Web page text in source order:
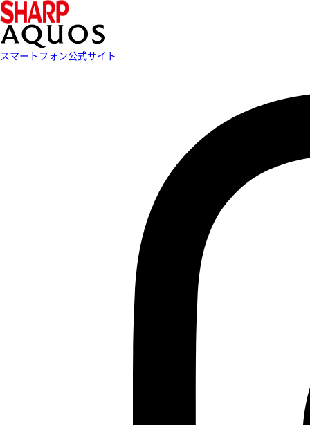
スマートフォン公式サイト